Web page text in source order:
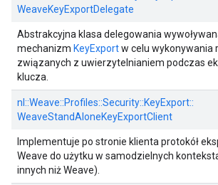
WeaveKeyExportDelegate
Abstrakcyjna klasa delegowania
mechanizm KeyExportw celu wykonywania
związanych z uwierzytelnianiem podczas
klucza.
nl::Weave::Profiles::Security::KeyExport::
WeaveStandAloneKeyExportClient
Implementuje po stronie klienta protokół
Weave do użytku w samodzielnych
innych niż Weave).